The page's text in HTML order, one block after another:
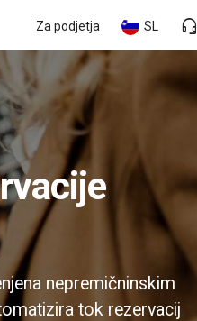
headset_mic
SL
Za podjetja
nepremičninskim
tok rezervacij